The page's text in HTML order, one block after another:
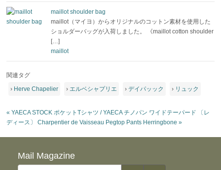
maillot shoulder bag
maillot（マイヨ）からオリジナルのコットン素材を使用した
ショルダーバッグが入荷しました。 《maillot cotton shoulder
[…]
maillot
関連タグ
› Herve Chapelier › エルベシャプリエ ›デイパッック › リュック
« YAECA STOCK ポケットTシャツ / YAECA チノパン ワイドテーパード 〔レ
ディース〕
Charpentier de Vaisseau Pegtop Pants Herringbone»
Mail Magazine